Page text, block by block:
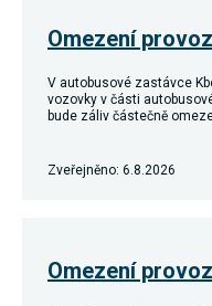
Omezení
V autobusové zastávce
vozovky v části
bude záliv částečně
Zveřejněno: 6.8.2026
Omezení